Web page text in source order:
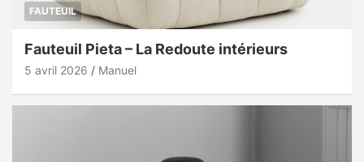
FAUTEUIL
Fauteuil Pieta – La Redoute intérieurs
5 avril 2026 Manuel